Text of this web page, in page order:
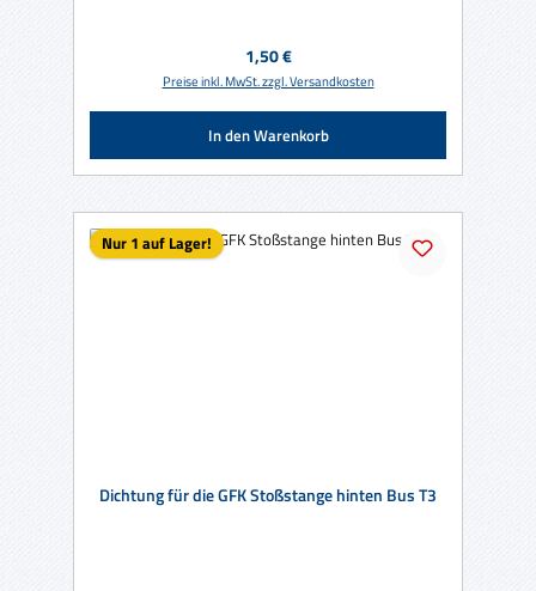
Regulärer Preis:
1,50 €
Preise inkl. MwSt. zzgl. Versandkosten
In den Warenkorb
Nur 1 auf Lager!
Dichtung für die GFK Stoßstange hinten Bus T3